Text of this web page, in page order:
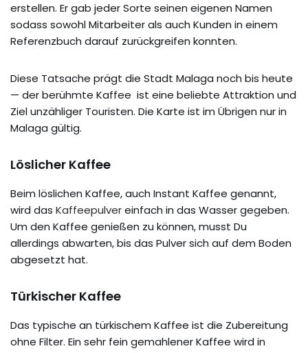
erstellen. Er gab jeder Sorte seinen eigenen Namen
sodass sowohl Mitarbeiter als auch Kunden in einem
Referenzbuch darauf zurückgreifen konnten.
Diese Tatsache prägt die Stadt Malaga noch bis heute
— der berühmte Kaffee ist eine beliebte Attraktion und
Ziel unzähliger Touristen. Die Karte ist im Übrigen nur in
Malaga gültig.
Löslicher Kaffee
Beim löslichen Kaffee, auch Instant Kaffee genannt,
wird das Kaffeepulvereinfach in das Wasser gegeben.
Um den Kaffee genießen zu können, musst Du
allerdings abwarten, bis das Pulver sich auf dem Boden
abgesetzt hat.
Türkischer Kaffee
Das typische an türkischem Kaffee ist die Zubereitung
ohne Filter. Ein sehr fein gemahlener Kaffee wird in